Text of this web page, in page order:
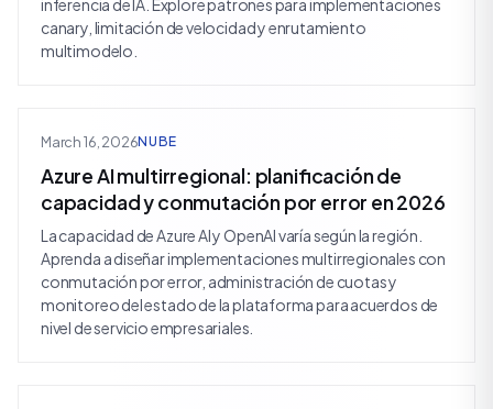
inferencia de IA. Explore patrones para implementaciones
canary, limitación de velocidad y enrutamiento
multimodelo.
March 16, 2026NUBE
Azure AI multirregional: planificación de
capacidad y conmutación por error en 2026
La capacidad de Azure AI y OpenAI varía según la región.
Aprenda a diseñar implementaciones multirregionales con
conmutación por error, administración de cuotas y
monitoreo del estado de la plataforma para acuerdos de
nivel de servicio empresariales.